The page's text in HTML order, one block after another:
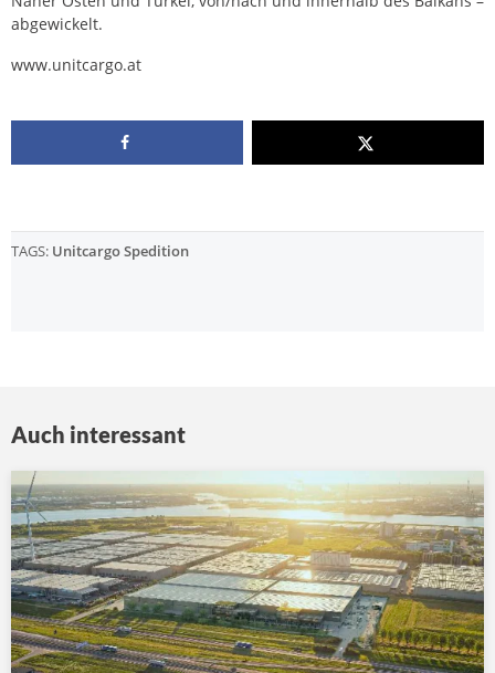
abgewickelt.
www.unitcargo.at
TAGS: Unitcargo Spedition
Auch interessant